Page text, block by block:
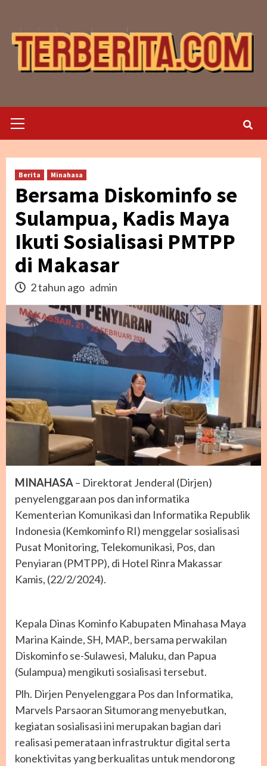
content
Menu
Berita Minahasa
Bersama Diskominfo se
Sulampua, Kadis Maya
Ikuti Sosialisasi PMTPP
di Makasar
2 tahun ago admin
MINAHASA– Direktorat Jenderal (Dirjen)
penyelenggaraan pos dan informatika
Kementerian Komunikasi dan Informatika Republik
Indonesia (Kemkominfo RI) menggelar sosialisasi
Pusat Monitoring, Telekomunikasi, Pos, dan
Penyiaran (PMTPP), di Hotel Rinra Makassar
Kamis, (22/2/2024).
Kepala Dinas Kominfo Kabupaten Minahasa Maya
Marina Kainde, SH, MAP., bersama perwakilan
Diskominfo se-Sulawesi, Maluku, dan Papua
(Sulampua) mengikuti sosialisasi tersebut.
Plh. Dirjen Penyelenggara Pos dan Informatika,
Marvels Parsaoran Situmorang menyebutkan,
kegiatan sosialisasi ini merupakan bagian dari
realisasi pemerataan infrastruktur digital serta
konektivitas yang berkualitas untuk mendorong